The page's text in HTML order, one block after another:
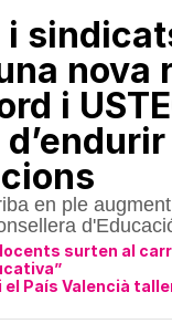
i
nova
i
en ple
surten al
el País Valencià